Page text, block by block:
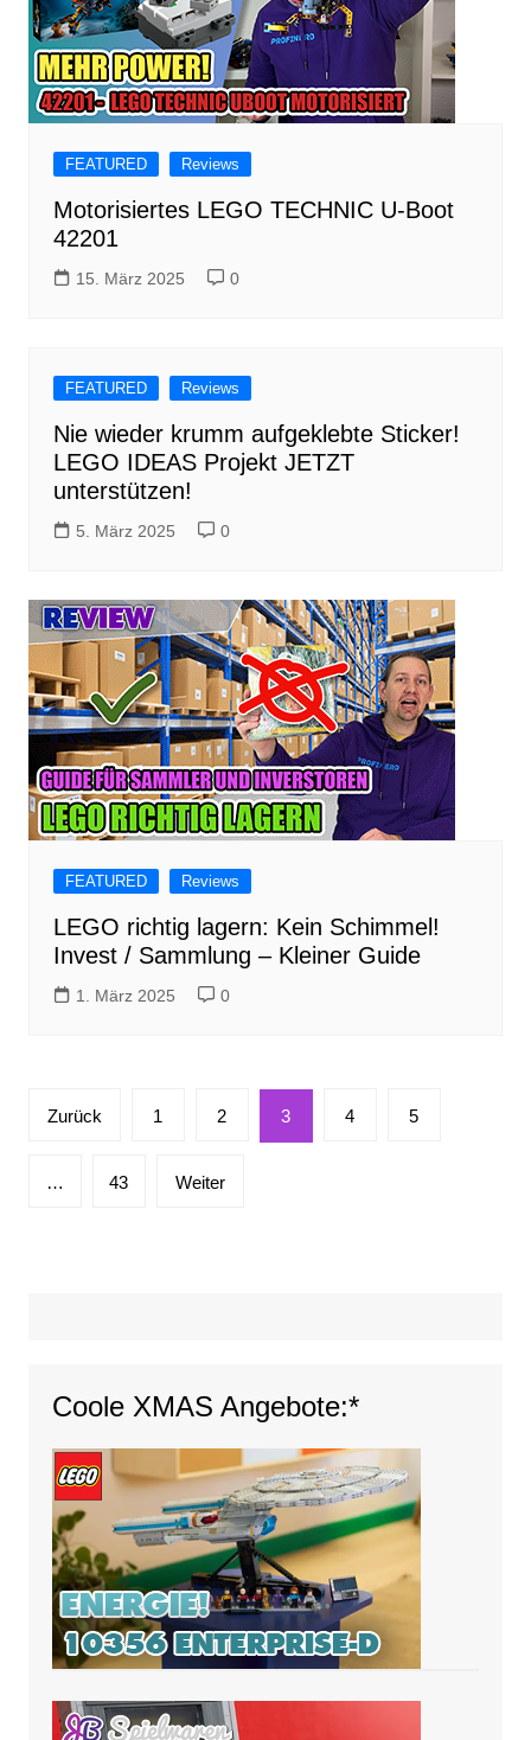
FEATURED Reviews
Motorisiertes LEGO TECHNIC U-Boot
42201
15. März 2025 0
FEATURED Reviews
Nie wieder krumm aufgeklebte Sticker!
LEGO IDEAS Projekt JETZT
unterstützen!
5. März 2025 0
FEATURED Reviews
LEGO richtig lagern: Kein Schimmel!
Invest / Sammlung – Kleiner Guide
1. März 2025 0
Seitennummerierung
Beiträge
Zurück 1 2 3 4 5
… 43 Weiter
Coole XMAS Angebote:*